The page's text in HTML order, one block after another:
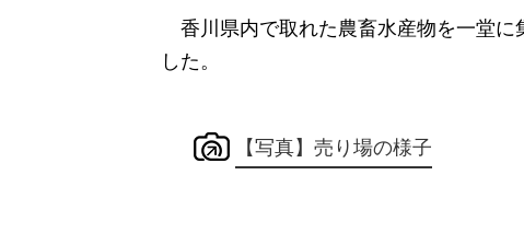
香川県内で取れた農畜水産物を一堂に
した。
【写真】売り場の様子